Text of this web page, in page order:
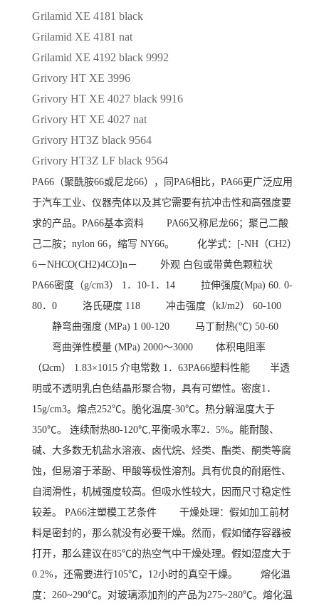
Grilamid XE 4181 black
Grilamid XE 4181 nat
Grilamid XE 4192 black 9992
Grivory HT XE 3996
Grivory HT XE 4027 black 9916
Grivory HT XE 4027 nat
Grivory HT3Z black 9564
Grivory HT3Z LF black 9564
PA66（聚酰胺66或尼龙66），同PA6相比，PA66更广泛应用
于汽车工业、仪器壳体以及其它需要有抗冲击性和高强度要
求的产品。PA66基本资料 PA66又称尼龙66；聚己二酸
己二胺；nylon 66，缩写 NY66。 化学式：[-NH（CH2）
6－NHCO(CH2)4CO]n－ 外观 白包或带黄色颗粒状
PA66密度（g/cm3） 1．10-1．14 拉伸强度(Mpa) 60. 0-
80．0 洛氏硬度 118 冲击强度（kJ/m2） 60-100
静弯曲强度 (MPa) 1 00-120 马丁耐热(℃) 50-60
弯曲弹性模量 (MPa) 2000～3000 体积电阻率
（Ωcm） 1.83×1015 介电常数 1．63PA66塑料性能 半透
明或不透明乳白色结晶形聚合物，具有可塑性。密度1．
15g/cm3。熔点252℃。脆化温度-30℃。热分解温度大于
350℃。 连续耐热80-120℃,平衡吸水率2．5%。能耐酸、
碱、大多数无机盐水溶液、卤代烷、烃类、酯类、酮类等腐
蚀，但易溶于苯酚、甲酸等极性溶剂。具有优良的耐磨性、
自润滑性，机械强度较高。但吸水性较大，因而尺寸稳定性
较差。 PA66注塑模工艺条件 干燥处理：假如加工前材
料是密封的，那么就没有必要干燥。然而，假如储存容器被
打开，那么建议在85℃的热空气中干燥处理。假如湿度大于
0.2%，还需要进行105℃，12小时的真空干燥。 熔化温
度：260~290℃。对玻璃添加剂的产品为275~280℃。熔化温